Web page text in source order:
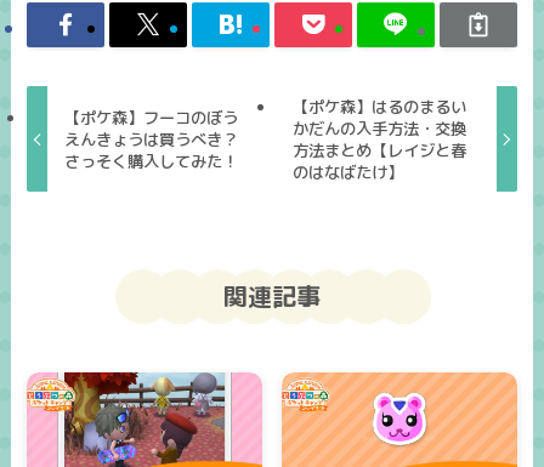
【ポケ森】フーコのぼう
えんきょうは買うべき？
さっそく購入してみた！
【ポケ森】はるのまるい
かだんの入手方法・交換
方法まとめ【レイジと春
のはなばたけ】
関連記事